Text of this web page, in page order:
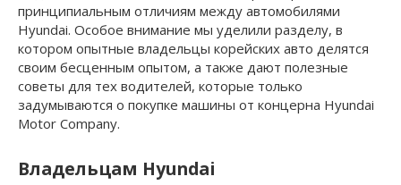
принципиальным отличиям между автомобилями
Hyundai. Особое внимание мы уделили разделу, в
котором опытные владельцы корейских авто делятся
своим бесценным опытом, а также дают полезные
советы для тех водителей, которые только
задумываются о покупке машины от концерна Hyundai
Motor Company.
Владельцам Hyundai